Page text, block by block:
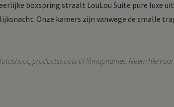
boxspring straalt LouLou Suite pure luxe
Onze kamers zijn vanwege de smalle
productshoots of filmopnames. Neem